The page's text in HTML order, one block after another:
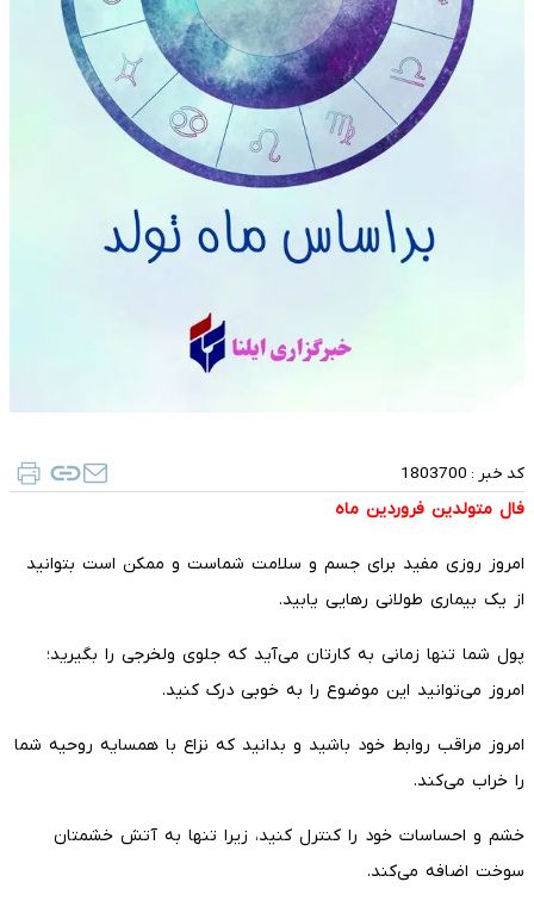
کد خبر : 1803700
فال متولدین فروردین ماه
امروز روزی مفید برای جسم و سلامت شماست و ممکن است بتوانید
از یک بیماری طولانی رهایی یابید.
پول شما تنها زمانی به کارتان می‌آید که جلوی ولخرجی را بگیرید؛
امروز می‌توانید این موضوع را به خوبی درک کنید.
امروز مراقب روابط خود باشید و بدانید که نزاع با همسایه روحیه شما
را خراب می‌کند.
خشم و احساسات خود را کنترل کنید، زیرا تنها به آتش خشمتان
سوخت اضافه می‌کند.